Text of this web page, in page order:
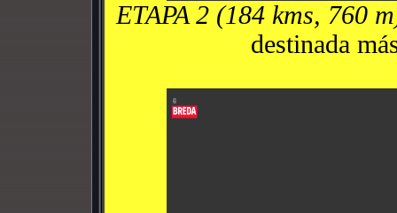
ETAPA 2 (184 kms, 760
destinada